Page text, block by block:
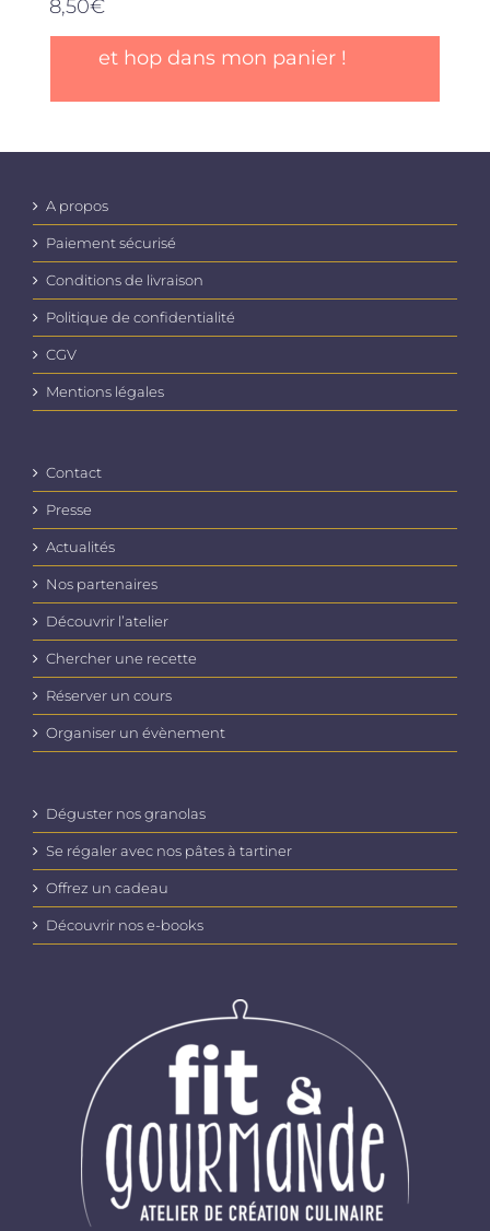
8,50€
et hop dans mon panier !
A propos
Paiement sécurisé
Conditions de livraison
Politique de confidentialité
CGV
Mentions légales
Contact
Presse
Actualités
Nos partenaires
Découvrir l’atelier
Chercher une recette
Réserver un cours
Organiser un évènement
Déguster nos granolas
Se régaler avec nos pâtes à tartiner
Offrez un cadeau
Découvrir nos e-books